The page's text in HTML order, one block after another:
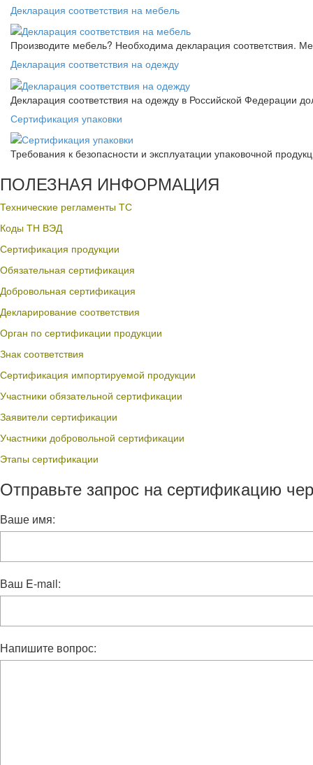
Декларация соответствия на мебель
Производите мебель? Необходима декларация соответствия.
Декларация соответствия на одежду
Декларация соответствия на одежду в Российской Федерации
Сертификация упаковки
Требования к безопасности и эксплуатации упаковочной
ПОЛЕЗНАЯ ИНФОРМАЦИЯ
Технические регламенты ТС
Коды ТН ВЭД
Сертификация продукции
Обязательная сертификация
Добровольная сертификация
Декларирование соответствия
Орган по сертификации продукции
Знак соответствия
Сертификация импортируемой продукции
Участники обязательной сертификации
Заявители сертификации
Участники добровольной сертификации
Этапы сертификации
Отправьте запрос на сертификацию
Ваше имя:
Ваш E-mail:
Напишите вопрос: